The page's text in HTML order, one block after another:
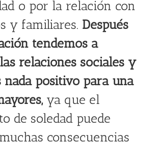
o por la relación con
y familiares. Después
tendemos a
relaciones sociales y
nada positivo para una
ya que el
de soledad puede
consecuencias